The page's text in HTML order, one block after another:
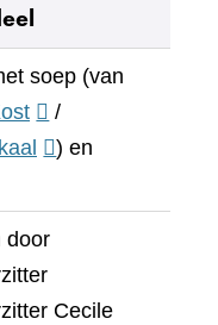
soep (van
(verwijst
naar
andere
/
(verwijst
een
) en
door
Cecile